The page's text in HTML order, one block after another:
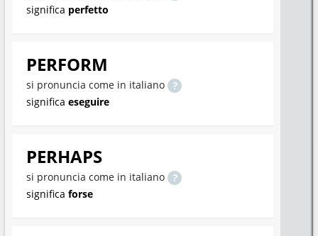
significa perfetto
PERFORM
si pronuncia come in italiano
significa eseguire
PERHAPS
si pronuncia come in italiano
significa forse